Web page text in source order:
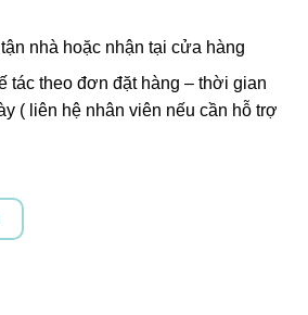
nhà hoặc nhận tại cửa hàng
tác theo đơn đặt hàng – thời gian
( liên hệ nhân viên nếu cần hỗ trợ